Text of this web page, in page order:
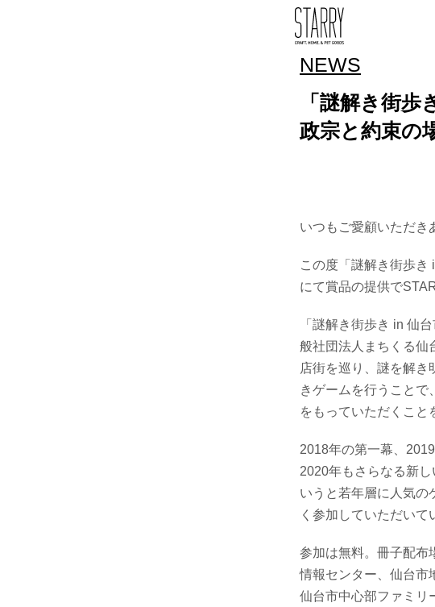
NEWS
「謎解き街
政宗と約束の
いつもご愛顧いただき
この度「謎解き街歩き
にて賞品の提供で
「謎解き街歩き in 仙
般社団法人まちくる仙
店街を巡り、謎を解き
きゲームを行うことで
をもっていただくこと
2018年の第一幕、
2020年もさらなる新
いうと若年層に人気の
く参加していただいて
参加は無料。冊子配布
情報センター、仙台市
仙台市中心部ファミリ